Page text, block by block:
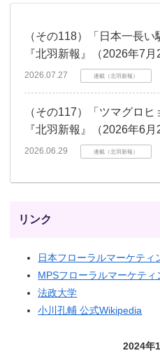
（その118）「日本一長い
『北羽新報』（2026年7月
2026.07.27 連載（北羽新報）
（その117）「ツマグロヒ
『北羽新報』（2026年6月
2026.06.29 連載（北羽新報）
リンク
日本フローラルマーケティ
MPSフローラルマーケティ
法政大学
小川孔輔 公式Wikipedia
2024年